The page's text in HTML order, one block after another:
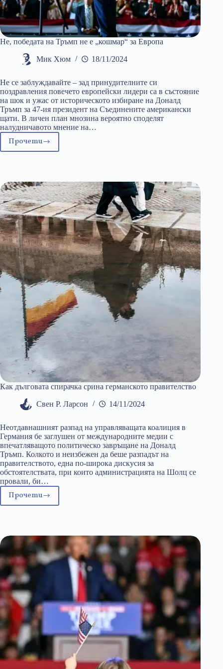
Не, победата на Тръмп не е „кошмар“ за Европа
Мик Хюм 18/11/2024
Не се заблуждавайте – зад принудителните си
поздравления повечето европейски лидери са в състояние
на шок и ужас от историческото избиране на Доналд
Тръмп за 47-ия президент на Съединените американски
щати. В личен план мнозина вероятно споделят
налудничавото мнение на…
Прочети
Не,
не
е
„кошмар“
за
Европа
Как дълговата спирачка срина германското правителство
Свен Р. Ларсон 14/11/2024
Неотдавнашният разпад на управляващата коалиция в
Германия бе заглушен от международните медии с
впечатляващото политическо завръщане на Доналд
Тръмп. Колкото и неизбежен да беше разпадът на
правителството, една по-широка дискусия за
обстоятелствата, при които администрацията на Шолц се
провали, би…
Прочети
Как
германското
правителство